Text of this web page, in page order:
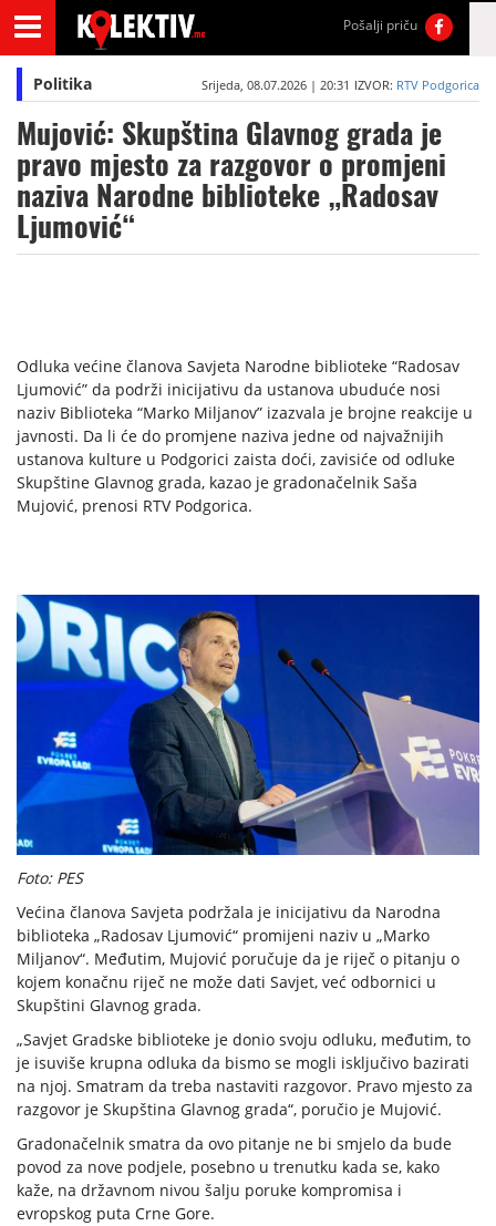
Pošalji priču
Politika Srijeda, 08.07.2026 | 20:31 IZVOR: RTV Podgorica
Mujović: Skupština Glavnog grada je
pravo mjesto za razgovor o promjeni
naziva Narodne biblioteke „Radosav
Ljumović“
Odluka većine članova Savjeta Narodne biblioteke “Radosav
Ljumović” da podrži inicijativu da ustanova ubuduće nosi
naziv Biblioteka “Marko Miljanov” izazvala je brojne reakcije u
javnosti. Da li će do promjene naziva jedne od najvažnijih
ustanova kulture u Podgorici zaista doći, zavisiće od odluke
Skupštine Glavnog grada, kazao je gradonačelnik Saša
Mujović, prenosi RTV Podgorica.
Foto: PES
Većina članova Savjeta podržala je inicijativu da Narodna
biblioteka „Radosav Ljumović“ promijeni naziv u „Marko
Miljanov“. Međutim, Mujović poručuje da je riječ o pitanju o
kojem konačnu riječ ne može dati Savjet, već odbornici u
Skupštini Glavnog grada.
„Savjet Gradske biblioteke je donio svoju odluku, međutim, to
je isuviše krupna odluka da bismo se mogli isključivo bazirati
na njoj. Smatram da treba nastaviti razgovor. Pravo mjesto za
razgovor je Skupština Glavnog grada“, poručio je Mujović.
Gradonačelnik smatra da ovo pitanje ne bi smjelo da bude
povod za nove podjele, posebno u trenutku kada se, kako
kaže, na državnom nivou šalju poruke kompromisa i
evropskog puta Crne Gore.